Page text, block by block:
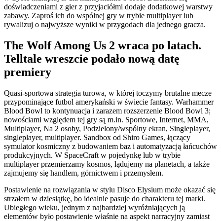
doświadczeniami z gier z przyjaciółmi dodaje dodatkowej warstwy
zabawy. Zaproś ich do wspólnej gry w trybie multiplayer lub
rywalizuj o najwyższe wyniki w przygodach dla jednego gracza.
The Wolf Among Us 2 wraca po latach.
Telltale wreszcie podało nową datę
premiery
Quasi-sportowa strategia turowa, w której toczymy brutalne mecze
przypominające futbol amerykański w świecie fantasy. Warhammer
Blood Bowl to kontynuacja i zarazem rozszerzenie Blood Bowl 3;
nowościami względem tej gry są m.in. Sportowe, Internet, MMA,
Multiplayer, Na 2 osoby, Podzielony/wspólny ekran, Singleplayer,
singleplayer, multiplayer. Sandbox od Shiro Games, łączący
symulator kosmiczny z budowaniem baz i automatyzacją łańcuchów
produkcyjnych. W SpaceCraft w pojedynkę lub w trybie
multiplayer przemierzamy kosmos, lądujemy na planetach, a także
zajmujemy się handlem, górnictwem i przemysłem.
Postawienie na rozwiązania w stylu Disco Elysium może okazać się
strzałem w dziesiątkę, bo idealnie pasuje do charakteru tej marki.
Ubiegłego wieku, jednym z najbardziej wyróżniających ją
elementów było postawienie właśnie na aspekt narracyjny zamiast